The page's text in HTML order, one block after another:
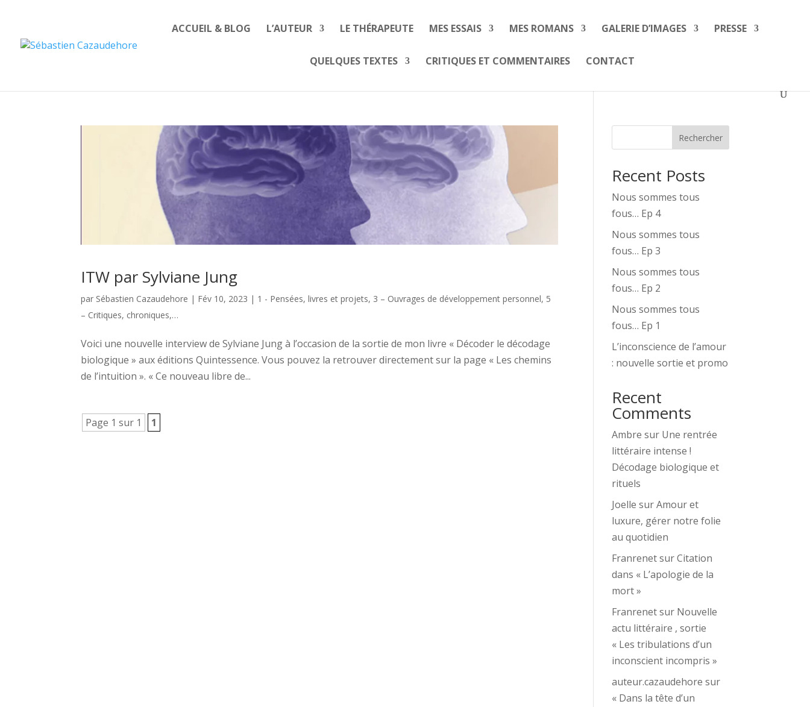
ACCUEIL & BLOG L’AUTEUR LE THÉRAPEUTE MES ESSAIS MES ROMANS GALERIE D’IMAGES PRESSE
QUELQUES TEXTES CRITIQUES ET COMMENTAIRES CONTACT
ITW par Sylviane Jung
par Sébastien Cazaudehore | Fév 10, 2023 | 1 - Pensées, livres et projets, 3 – Ouvrages de développement personnel, 5
– Critiques, chroniques,…
Voici une nouvelle interview de Sylviane Jung à l’occasion de la sortie de mon livre « Décoder le décodage
biologique » aux éditions Quintessence. Vous pouvez la retrouver directement sur la page « Les chemins
de l’intuition ». « Ce nouveau libre de...
Page 1 sur 1 1
Rechercher
Recent Posts
Nous sommes tous
fous… Ep 4
Nous sommes tous
fous… Ep 3
Nous sommes tous
fous… Ep 2
Nous sommes tous
fous… Ep 1
L’inconscience de l’amour
: nouvelle sortie et promo
Recent
Comments
Ambre sur Une rentrée
littéraire intense !
Décodage biologique et
rituels
Joelle surAmour et
luxure, gérer notre folie
au quotidien
FranrenetsurCitation
dans « L’apologie de la
mort »
Franrenetsur Nouvelle
actu littéraire , sortie
« Les tribulations d’un
inconscient incompris »
auteur.cazaudehore sur
« Dans la tête d’un